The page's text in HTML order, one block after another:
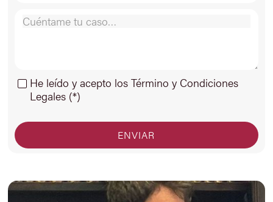
He leído y acepto los Término y Condiciones
Legales (*)